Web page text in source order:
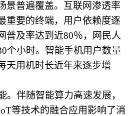
景普遍覆盖。互联网渗透率
重要的终端，用户依赖度逐
普及率达到近80％，网民人
个小时。智能手机用户数量
天用机时长近年来逐步增
。伴随智能算力高速发展，
等技术的融合应用影响了消